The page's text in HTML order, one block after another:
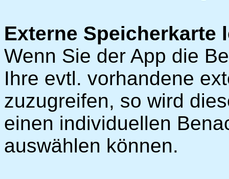
Externe Speicherkarte
Wenn Sie der App die
Ihre evtl. vorhandene
zuzugreifen, so wird
einen individuellen
auswählen können.